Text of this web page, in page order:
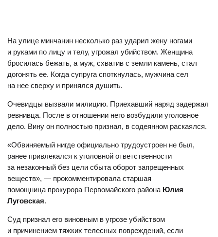
На улице минчанин несколько раз ударил жену ногами
и руками по лицу и телу, угрожал убийством. Женщина
бросилась бежать, а муж, схватив с земли камень, стал
догонять ее. Когда супруга споткнулась, мужчина сел
на нее сверху и принялся душить.
Очевидцы вызвали милицию. Приехавший наряд задержал
ревнивца. После в отношении него возбудили уголовное
дело. Вину он полностью признал, в содеянном раскаялся.
«Обвиняемый нигде официально трудоустроен не был,
ранее привлекался к уголовной ответственности
за незаконный без цели сбыта оборот запрещенных
веществ», — прокомментировала старшая
помощница прокурора Первомайского района Юлия
Луговская.
Суд признал его виновным в угрозе убийством
и причинением тяжких телесных повреждений, если